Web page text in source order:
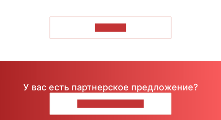
У вас есть партнерское предложение?